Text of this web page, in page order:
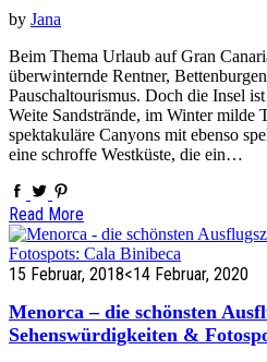
by Jana
Beim Thema Urlaub auf Gran
überwinternde Rentner,
Pauschaltourismus. Doch die Insel
Weite Sandstrände, im Winter milde
spektakuläre Canyons mit ebenso
eine schroffe Westküste, die ein…
Read More
15 Februar, 2018<14 Februar, 2020
Menorca – die schönsten
Sehenswürdigkeiten &